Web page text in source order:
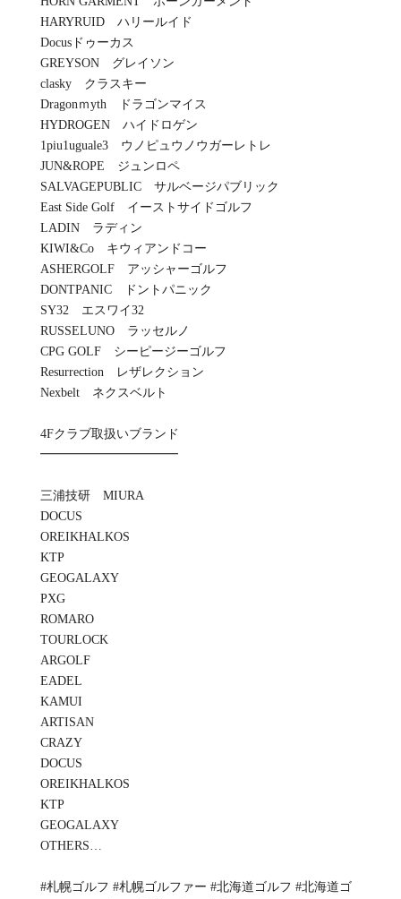
HARYRUID ハリールイド
Docusドゥーカス
GREYSON グレイソン
clasky クラスキー
Dragonｍyth ドラゴンマイス
HYDROGEN ハイドロゲン
1piu1uguale3 ウノピュウノウガーレトレ
JUN&ROPE ジュンロペ
SALVAGEPUBLIC サルベージパブリック
East Side Golf イーストサイドゴルフ
LADIN ラディン
KIWI&Co キウィアンドコー
ASHERGOLF アッシャーゴルフ
DONTPANIC ドントパニック
SY32 エスワイ32
RUSSELUNO ラッセルノ
CPG GOLF シーピージーゴルフ
Resurrection レザレクション
Nexbelt ネクスベルト
4Fクラブ取扱いブランド
━━━━━━━━━━━
三浦技研 MIURA
DOCUS
OREIKHALKOS
KTP
GEOGALAXY
PXG
ROMARO
TOURLOCK
ARGOLF
EADEL
KAMUI
ARTISAN
CRAZY
DOCUS
OREIKHALKOS
KTP
GEOGALAXY
OTHERS…
#札幌ゴルフ #札幌ゴルファー #北海道ゴルフ #北海道ゴ